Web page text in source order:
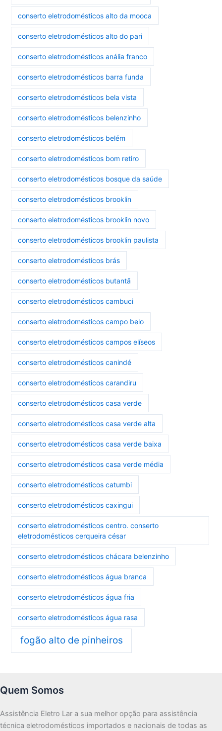
conserto eletrodomésticos alto da mooca
conserto eletrodomésticos alto do pari
conserto eletrodomésticos anália franco
conserto eletrodomésticos barra funda
conserto eletrodomésticos bela vista
conserto eletrodomésticos belenzinho
conserto eletrodomésticos belém
conserto eletrodomésticos bom retiro
conserto eletrodomésticos bosque da saúde
conserto eletrodomésticos brooklin
conserto eletrodomésticos brooklin novo
conserto eletrodomésticos brooklin paulista
conserto eletrodomésticos brás
conserto eletrodomésticos butantã
conserto eletrodomésticos cambuci
conserto eletrodomésticos campo belo
conserto eletrodomésticos campos elíseos
conserto eletrodomésticos canindé
conserto eletrodomésticos carandiru
conserto eletrodomésticos casa verde
conserto eletrodomésticos casa verde alta
conserto eletrodomésticos casa verde baixa
conserto eletrodomésticos casa verde média
conserto eletrodomésticos catumbi
conserto eletrodomésticos caxingui
conserto eletrodomésticos centro. conserto
eletrodomésticos cerqueira césar
conserto eletrodomésticos chácara belenzinho
conserto eletrodomésticos água branca
conserto eletrodomésticos água fria
conserto eletrodomésticos água rasa
fogão alto de pinheiros
Quem Somos
Assistência Eletro Lar a sua melhor opção para assistência
técnica eletrodomésticos importados e nacionais de todas as